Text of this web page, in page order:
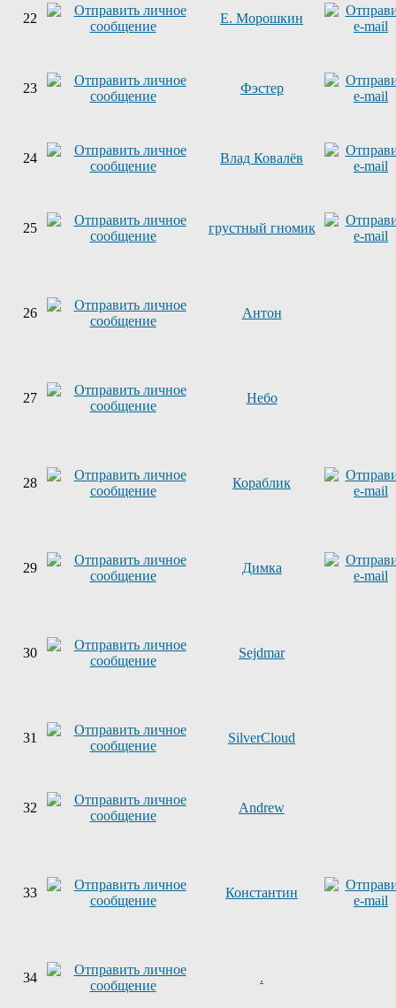
22 Е. Морошкин
23 Фэстер
24 Влад Ковалёв
25 грустный гномик
26 Антон
27 Небо
28 Кораблик
29 Димка
30 Sejdmar
31 SilverCloud
32 Andrew
33 Константин
34 .